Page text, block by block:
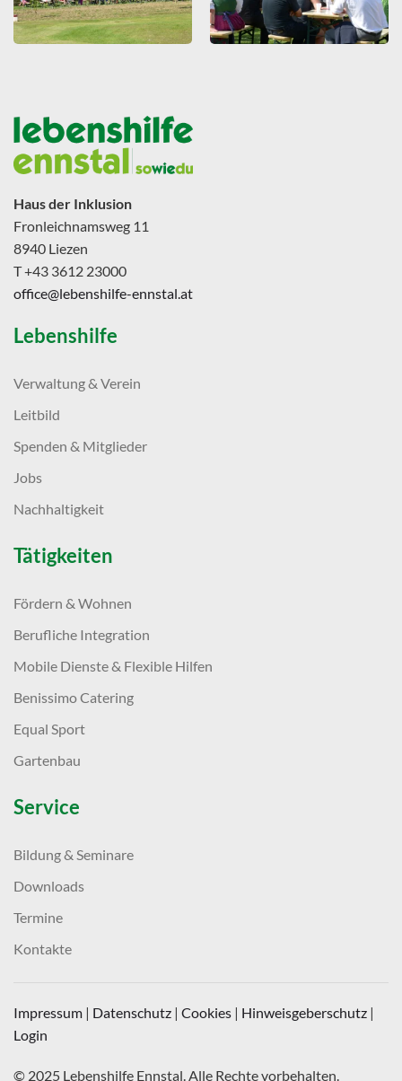
Haus der Inklusion
Fronleichnamsweg 11
8940 Liezen
T +43 3612 23000
office@lebenshilfe-ennstal.at
Lebenshilfe
Verwaltung & Verein
Leitbild
Spenden & Mitglieder
Jobs
Nachhaltigkeit
Tätigkeiten
Fördern & Wohnen
Berufliche Integration
Mobile Dienste & Flexible Hilfen
Benissimo Catering
Equal Sport
Gartenbau
Service
Bildung & Seminare
Downloads
Termine
Kontakte
© 2025 Lebenshilfe Ennstal. Alle Rechte vorbehalten.
Impressum | Datenschutz | Cookies | Hinweisgeberschutz |
Login